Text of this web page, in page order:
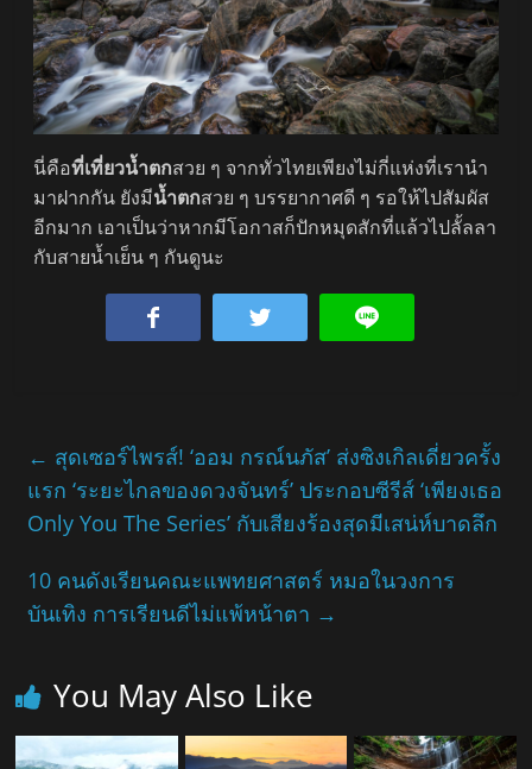
นี่คือที่เที่ยวน้ำตกสวย ๆ จากทั่วไทยเพียงไม่กี่แห่งที่เรานำ
มาฝากกัน ยังมีน้ำตกสวย ๆ บรรยากาศดี ๆ รอให้ไปสัมผัส
อีกมาก เอาเป็นว่าหากมีโอกาสก็ปักหมุดสักที่แล้วไปลั้ลลา
กับสายน้ำเย็น ๆ กันดูนะ
← สุดเซอร์ไพรส์! ‘ออม กรณ์นภัส’ ส่งซิงเกิลเดี่ยวครั้ง
แรก ‘ระยะไกลของดวงจันทร์’ ประกอบซีรีส์ ‘เพียงเธอ
Only You The Series’ กับเสียงร้องสุดมีเสน่ห์บาดลึก
10 คนดังเรียนคณะแพทยศาสตร์ หมอในวงการ
บันเทิง การเรียนดีไม่แพ้หน้าตา →
You May Also Like